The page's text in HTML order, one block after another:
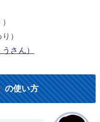
）
さん）
の使い方